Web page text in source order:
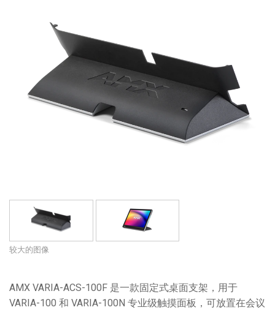
较大的图像
AMX VARIA-ACS-100F 是一款固定式桌面支架，用于
VARIA-100 和 VARIA-100N 专业级触摸面板，可放置在会议